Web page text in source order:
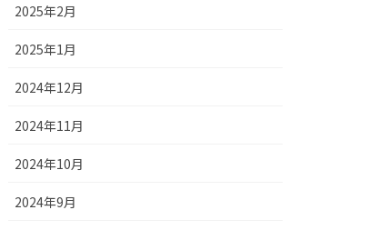
2025年2月
2025年1月
2024年12月
2024年11月
2024年10月
2024年9月